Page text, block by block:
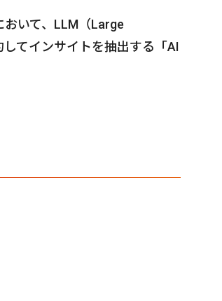
おいて、LLM（Large
てインサイトを抽出する「AI